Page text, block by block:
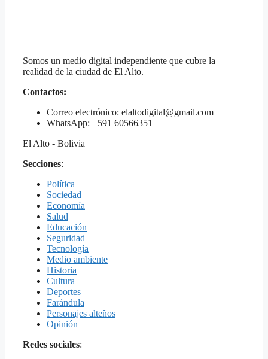
Somos un medio digital independiente que cubre la
realidad de la ciudad de El Alto.
Contactos:
Correo electrónico: elaltodigital@gmail.com
WhatsApp: +591 60566351
El Alto - Bolivia
Secciones:
Política
Sociedad
Economía
Salud
Educación
Seguridad
Tecnología
Medio ambiente
Historia
Cultura
Deportes
Farándula
Personajes alteños
Opinión
Redes sociales: